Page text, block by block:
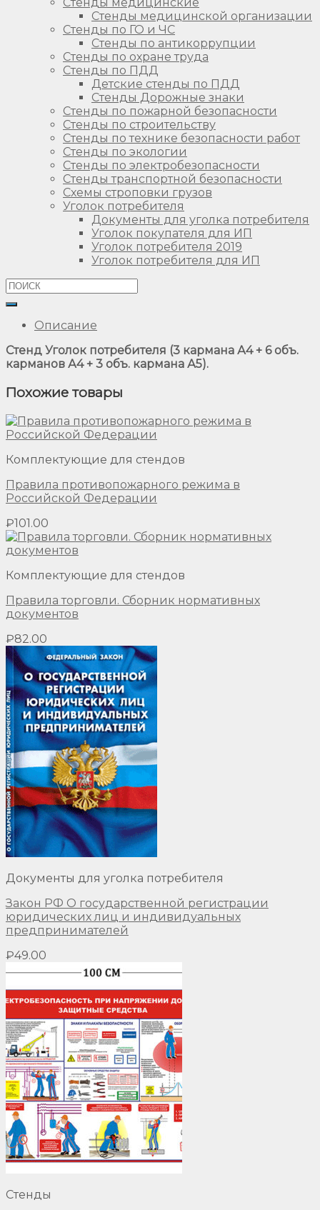
Стенды медицинской организации
Стенды по ГО и ЧС
Стенды по антикоррупции
Стенды по охране труда
Стенды по ПДД
Детские стенды по ПДД
Стенды Дорожные знаки
Стенды по пожарной безопасности
Стенды по строительству
Стенды по технике безопасности работ
Стенды по экологии
Стенды по электробезопасности
Стенды транспортной безопасности
Схемы строповки грузов
Уголок потребителя
Документы для уголка потребителя
Уголок покупателя для ИП
Уголок потребителя 2019
Уголок потребителя для ИП
Описание
Стенд Уголок потребителя (3 кармана А4 + 6 объ.
карманов А4 + 3 объ. кармана А5).
Похожие товары
Комплектующие для стендов
Правила противопожарного режима в
Российской Федерации
₽101.00
Комплектующие для стендов
Правила торговли. Сборник нормативных
документов
₽82.00
Документы для уголка потребителя
Закон РФ О государственной регистрации
юридических лиц и индивидуальных
предпринимателей
₽49.00
Стенды